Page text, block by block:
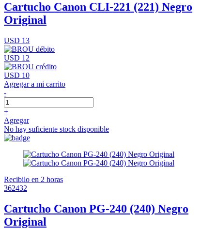
Cartucho Canon CLI-221 (221) Negro
Original
USD 13
USD 12
USD 10
Agregar a mi carrito
-
+
Agregar
No hay suficiente stock disponible
Recibilo en 2 horas
362432
Cartucho Canon PG-240 (240) Negro
Original